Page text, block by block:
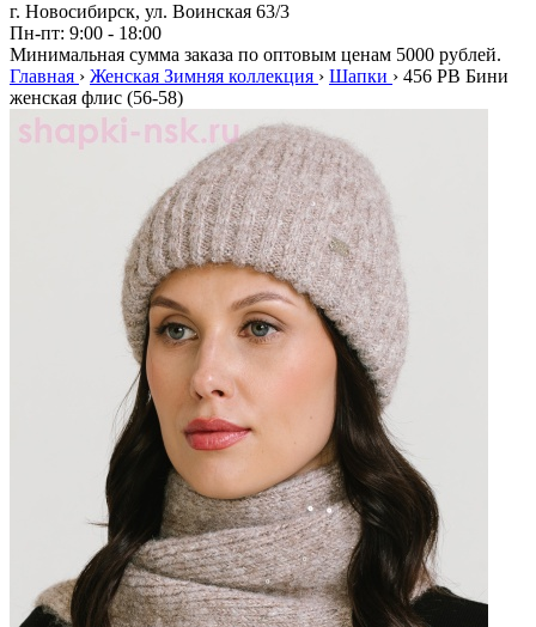
г. Новосибирск, ул. Воинская 63/3
Пн-пт: 9:00 - 18:00
Минимальная сумма заказа по оптовым ценам 5000 рублей.
Главная › Женская Зимняя коллекция › Шапки › 456 PB Бини
женская флис (56-58)